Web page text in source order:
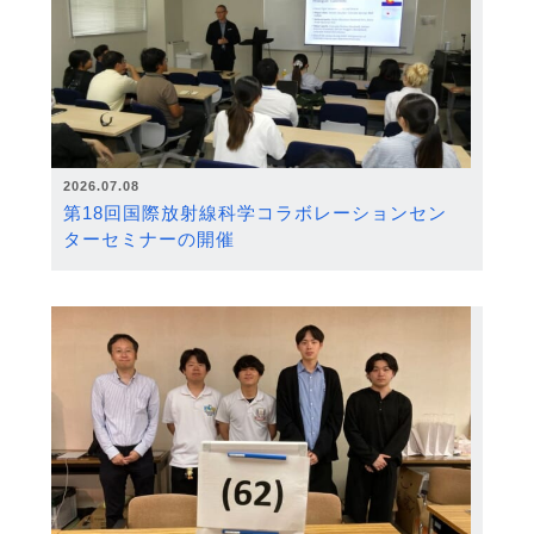
2026.07.08
第18回国際放射線科学コラボレーションセン
ターセミナーの開催